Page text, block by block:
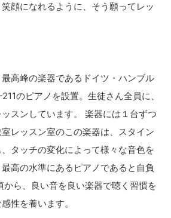
顔になれるように、そう願ってレッ
。
峰の楽器であるドイツ・ハンブル
のピアノを設置。生徒さん全員に、
スンしています。 楽器には１台ずつ
レッスン室のこの楽器は、スタイン
タッチの変化によって様々な音色を
高の水準にあるピアノであると自負
から、良い音を良い楽器で聴く習慣を
性を養います。